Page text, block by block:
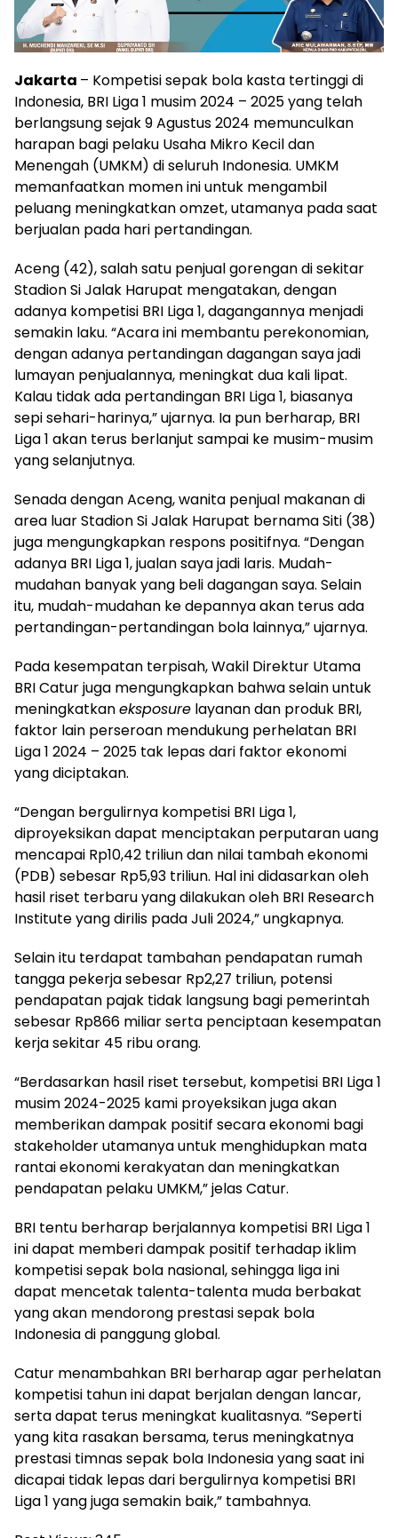
Jakarta – Kompetisi sepak bola kasta tertinggi di
Indonesia, BRI Liga 1 musim 2024 – 2025 yang telah
berlangsung sejak 9 Agustus 2024 memunculkan
harapan bagi pelaku Usaha Mikro Kecil dan
Menengah (UMKM) di seluruh Indonesia. UMKM
memanfaatkan momen ini untuk mengambil
peluang meningkatkan omzet, utamanya pada saat
berjualan pada hari pertandingan.
Aceng (42), salah satu penjual gorengan di sekitar
Stadion Si Jalak Harupat mengatakan, dengan
adanya kompetisi BRI Liga 1, dagangannya menjadi
semakin laku. “Acara ini membantu perekonomian,
dengan adanya pertandingan dagangan saya jadi
lumayan penjualannya, meningkat dua kali lipat.
Kalau tidak ada pertandingan BRI Liga 1, biasanya
sepi sehari-harinya,” ujarnya. Ia pun berharap, BRI
Liga 1 akan terus berlanjut sampai ke musim-musim
yang selanjutnya.
Senada dengan Aceng, wanita penjual makanan di
area luar Stadion Si Jalak Harupat bernama Siti (38)
juga mengungkapkan respons positifnya. “Dengan
adanya BRI Liga 1, jualan saya jadi laris. Mudah-
mudahan banyak yang beli dagangan saya. Selain
itu, mudah-mudahan ke depannya akan terus ada
pertandingan-pertandingan bola lainnya,” ujarnya.
Pada kesempatan terpisah, Wakil Direktur Utama
BRI Catur juga mengungkapkan bahwa selain untuk
meningkatkaneksposure layanan dan produk BRI,
faktor lain perseroan mendukung perhelatan BRI
Liga 1 2024 – 2025 tak lepas dari faktor ekonomi
yang diciptakan.
“Dengan bergulirnya kompetisi BRI Liga 1,
diproyeksikan dapat menciptakan perputaran uang
mencapai Rp10,42 triliun dan nilai tambah ekonomi
(PDB) sebesar Rp5,93 triliun. Hal ini didasarkan oleh
hasil riset terbaru yang dilakukan oleh BRI Research
Institute yang dirilis pada Juli 2024,” ungkapnya.
Selain itu terdapat tambahan pendapatan rumah
tangga pekerja sebesar Rp2,27 triliun, potensi
pendapatan pajak tidak langsung bagi pemerintah
sebesar Rp866 miliar serta penciptaan kesempatan
kerja sekitar 45 ribu orang.
“Berdasarkan hasil riset tersebut, kompetisi BRI Liga 1
musim 2024-2025 kami proyeksikan juga akan
memberikan dampak positif secara ekonomi bagi
stakeholder utamanya untuk menghidupkan mata
rantai ekonomi kerakyatan dan meningkatkan
pendapatan pelaku UMKM,” jelas Catur.
BRI tentu berharap berjalannya kompetisi BRI Liga 1
ini dapat memberi dampak positif terhadap iklim
kompetisi sepak bola nasional, sehingga liga ini
dapat mencetak talenta-talenta muda berbakat
yang akan mendorong prestasi sepak bola
Indonesia di panggung global.
Catur menambahkan BRI berharap agar perhelatan
kompetisi tahun ini dapat berjalan dengan lancar,
serta dapat terus meningkat kualitasnya. “Seperti
yang kita rasakan bersama, terus meningkatnya
prestasi timnas sepak bola Indonesia yang saat ini
dicapai tidak lepas dari bergulirnya kompetisi BRI
Liga 1 yang juga semakin baik,” tambahnya.